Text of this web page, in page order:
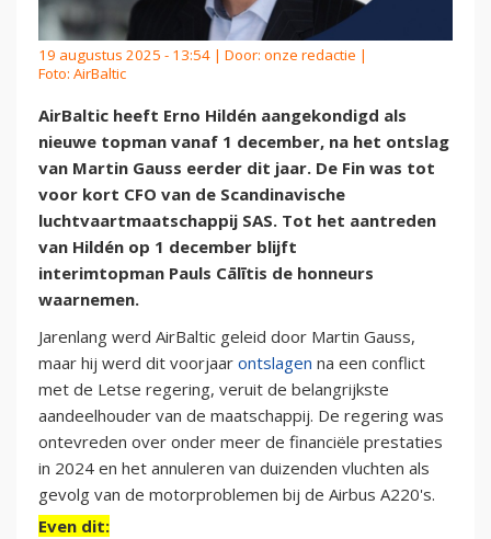
19 augustus 2025 - 13:54 | Door: onze redactie |
Foto: AirBaltic
AirBaltic heeft Erno Hildén aangekondigd als
nieuwe topman vanaf 1 december, na het ontslag
van Martin Gauss eerder dit jaar. De Fin was tot
voor kort CFO van de Scandinavische
luchtvaartmaatschappij SAS. Tot het aantreden
van Hildén op 1 december blijft
interimtopman Pauls Cālītis de honneurs
waarnemen.
Jarenlang werd AirBaltic geleid door Martin Gauss,
maar hij werd dit voorjaar ontslagen na een conflict
met de Letse regering, veruit de belangrijkste
aandeelhouder van de maatschappij. De regering was
ontevreden over onder meer de financiële prestaties
in 2024 en het annuleren van duizenden vluchten als
gevolg van de motorproblemen bij de Airbus A220's.
Even dit: